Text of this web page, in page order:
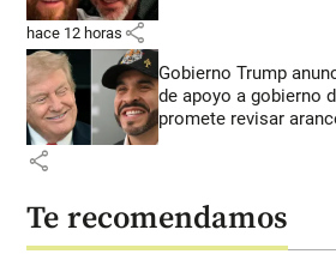
hace 12 horas share
Gobierno Trump
de apoyo a gobierno
promete revisar
share
Te recomendamos